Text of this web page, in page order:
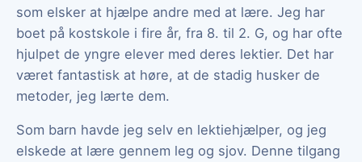
som elsker at hjælpe andre med at lære. Jeg har
boet på kostskole i fire år, fra 8. til 2. G, og har ofte
hjulpet de yngre elever med deres lektier. Det har
været fantastisk at høre, at de stadig husker de
metoder, jeg lærte dem.
Som barn havde jeg selv en lektiehjælper, og jeg
elskede at lære gennem leg og sjov. Denne tilgang